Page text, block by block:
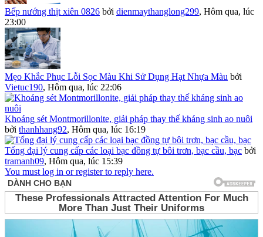
Bếp nướng thịt xiên 0826 bởi dienmaythanglong299, Hôm qua, lúc
23:00
Mẹo Khắc Phục Lỗi Sọc Màu Khi Sử Dụng Hạt Nhựa Màu bởi
Vietuc190, Hôm qua, lúc 22:06
Khoáng sét Montmorillonite, giải pháp thay thế kháng sinh ao nuôi
bởi thanhhang92, Hôm qua, lúc 16:19
Tổng đại lý cung cấp các loại bạc đồng tự bôi trơn, bạc cầu, bạc bởi
tramanh09, Hôm qua, lúc 15:39
You must log in or register to reply here.